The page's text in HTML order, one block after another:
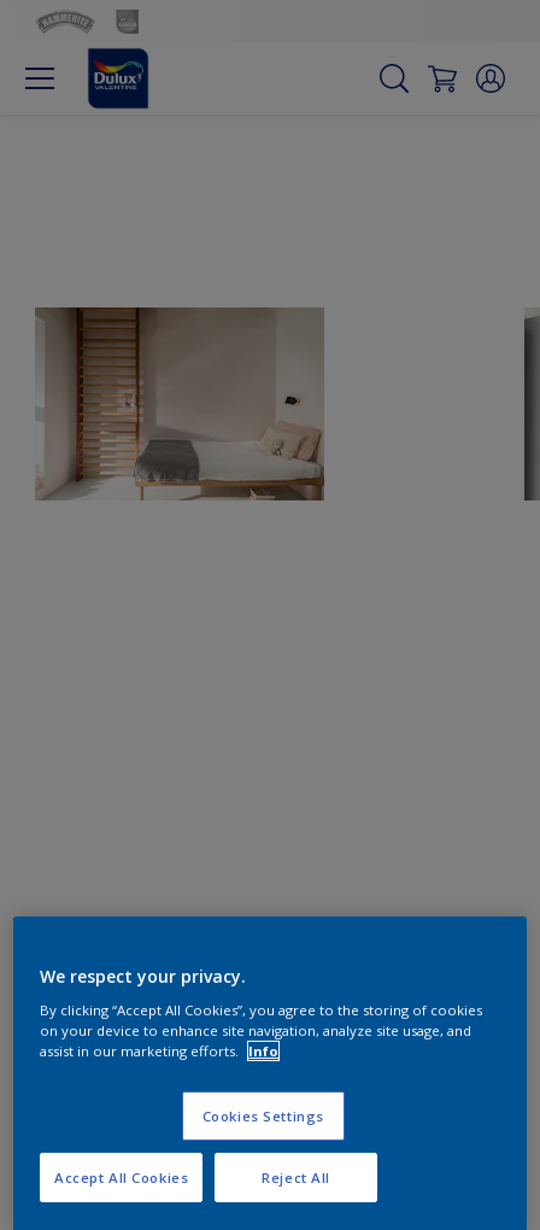
We respect your privacy.
By clicking “Accept All Cookies”, you agree to the storing of cookies
on your device to enhance site navigation, analyze site usage, and
assist in our marketing efforts.
Info
Cookies Settings
Reject All
Accept All Cookies